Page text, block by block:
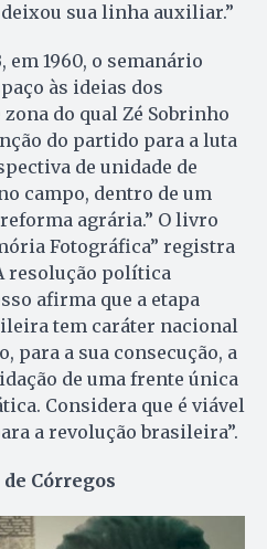
sua linha auxiliar.”
em 1960, o semanário
às ideias dos
do qual Zé Sobrinho
do partido para a luta
de unidade de
campo, dentro de um
agrária.” O livro
Fotográfica” registra
resolução política
afirma que a etapa
tem caráter nacional
para a sua consecução, a
de uma frente única
Considera que é viável
a revolução brasileira”.
Córregos